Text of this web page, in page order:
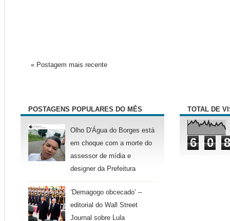
« Postagem mais recente
POSTAGENS POPULARES DO MÊS
Olho D'Água do Borges está
em choque com a morte do
assessor de mídia e
designer da Prefeitura
‘Demagogo obcecado’ –
editorial do Wall Street
Journal sobre Lula
TOTAL DE
6 0 8